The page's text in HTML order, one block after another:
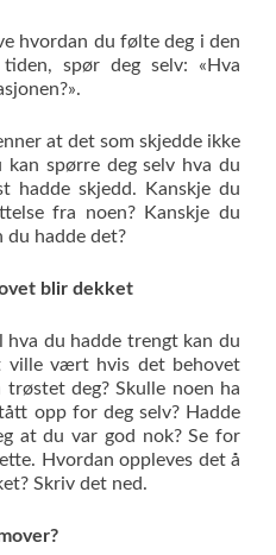
hvordan du følte deg i den
spør deg selv: «Hva
at det som skjedde ikke
kan spørre deg selv hva du
hadde skjedd. Kanskje du
fra noen? Kanskje du
du hadde det?
blir dekket
du hadde trengt kan du
ville vært hvis det behovet
trøstet deg? Skulle noen ha
opp for deg selv? Hadde
at du var god nok? Se for
Hvordan oppleves det å
Skriv det ned.